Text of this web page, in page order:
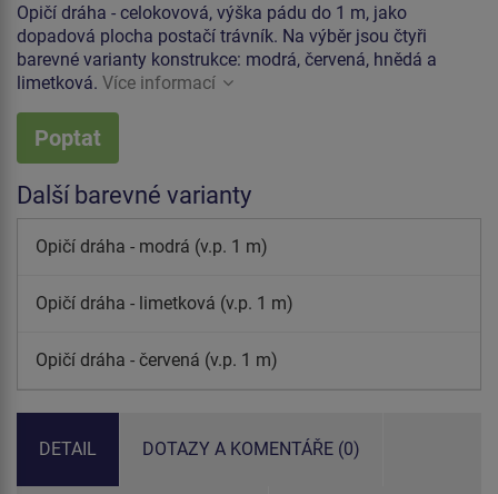
Opičí dráha - celokovová, výška pádu do 1 m, jako
dopadová plocha postačí trávník. Na výběr jsou čtyři
barevné varianty konstrukce: modrá, červená, hnědá a
limetková. Více informací
Poptat
Další barevné varianty
Opičí dráha - modrá (v.p. 1 m)
Opičí dráha - limetková (v.p. 1 m)
Opičí dráha - červená (v.p. 1 m)
DETAIL DOTAZY A KOMENTÁŘE (0)